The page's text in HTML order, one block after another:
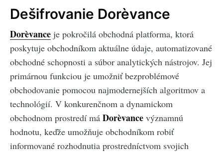
Dešifrovanie Dorèvance
Dorèvance je pokročilá obchodná platforma, ktorá
poskytuje obchodníkom aktuálne údaje, automatizované
obchodné schopnosti a súbor analytických nástrojov. Jej
primárnou funkciou je umožniť bezproblémové
obchodovanie pomocou najmodernejších algoritmov a
technológií. V konkurenčnom a dynamickom
obchodnom prostredí má Dorèvance významnú
hodnotu, keďže umožňuje obchodníkom robiť
informované rozhodnutia prostredníctvom svojich